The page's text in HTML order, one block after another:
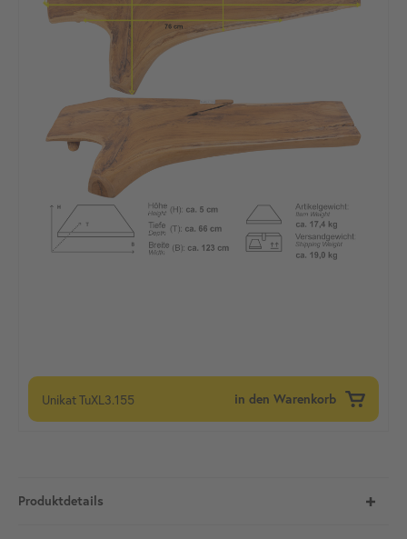
UnikatTuXL3.155 in den Warenkorb
Produktdetails